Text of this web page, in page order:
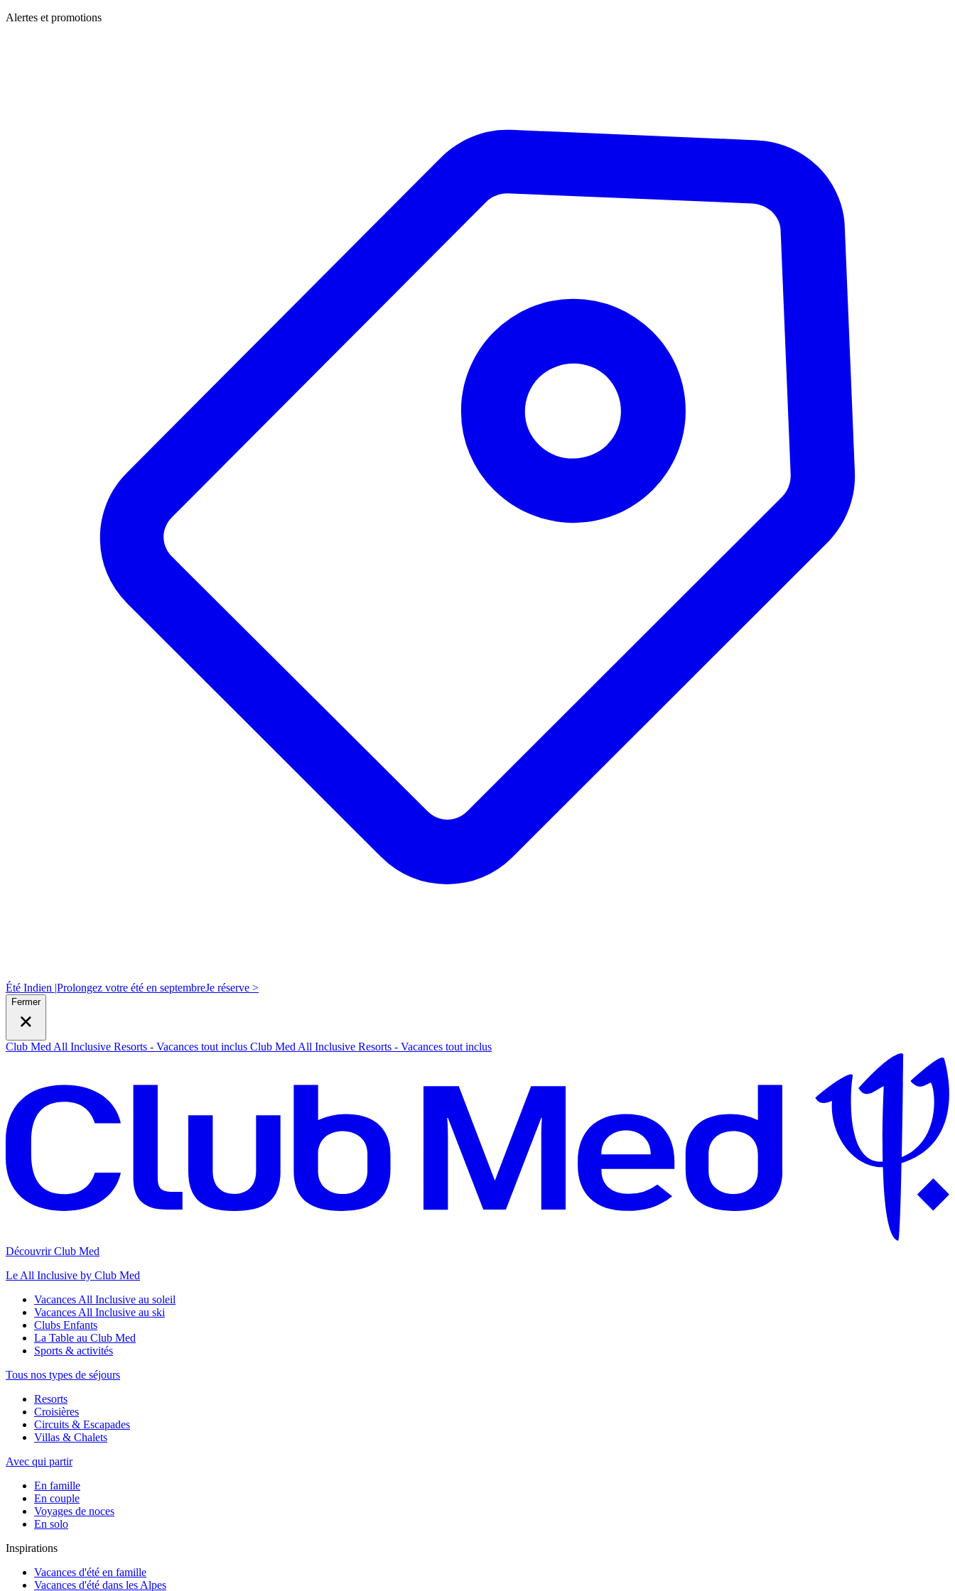
Alertes et promotions
Été Indien |Prolongez votre été en septembreJe réserve >
Fermer
Club Med All Inclusive Resorts - Vacances tout inclus Club Med All Inclusive Resorts - Vacances tout inclus
Découvrir Club Med
Le All Inclusive by Club Med
Vacances All Inclusive au soleil
Vacances All Inclusive au ski
Clubs Enfants
La Table au Club Med
Sports & activités
Tous nos types de séjours
Resorts
Croisières
Circuits & Escapades
Villas & Chalets
Avec qui partir
En famille
En couple
Voyages de noces
En solo
Inspirations
Vacances d'été en famille
Vacances d'été dans les Alpes